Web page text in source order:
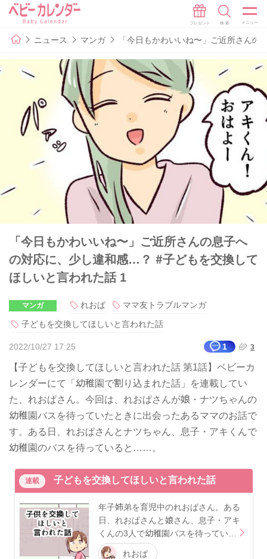
ニュース マンガ 「今日もかわいいね〜」ご近所さん
「今日もかわいいね〜」ご近所さんの息子へ
の対応に、少し違和感…？ #子どもを交換して
ほしいと言われた話 1
マンガ れおぱ
ママ友トラブルマンガ
子どもを交換してほしいと言われた話
2022/10/27 17:25 1 3
【子どもを交換してほしいと言われた話 第1話】ベビーカ
レンダーにて「幼稚園で割り込まれた話」を連載してい
た、れおぱさん。今回は、れおぱさんが娘・ナツちゃんの
幼稚園バスを待っていたときに出会ったあるママのお話で
す。ある日、れおぱさんとナツちゃん、息子・アキくんで
幼稚園のバスを待っていると……。
連載 子どもを交換してほしいと言われた話
年子姉弟を育児中のれおぱさん。ある
日、れおぱさんと娘さん、息子・アキ
くんの3人で幼稚園バスを待ってい…
れおぱ